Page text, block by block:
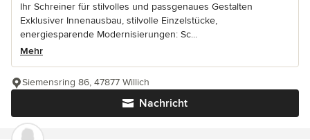
Ihr Schreiner für stilvolles und passgenaues Gestalten
Exklusiver Innenausbau, stilvolle Einzelstücke,
energiesparende Modernisierungen: Sc...
Mehr
Nachricht
Siemensring 86, 47877 Willich